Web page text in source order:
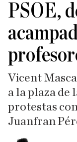
PSOE,
Vicent
a la plaza de
protestas
Juanfran